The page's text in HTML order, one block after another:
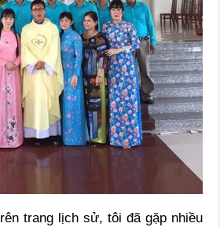
trang lịch sử, tôi đã gặp nhiều